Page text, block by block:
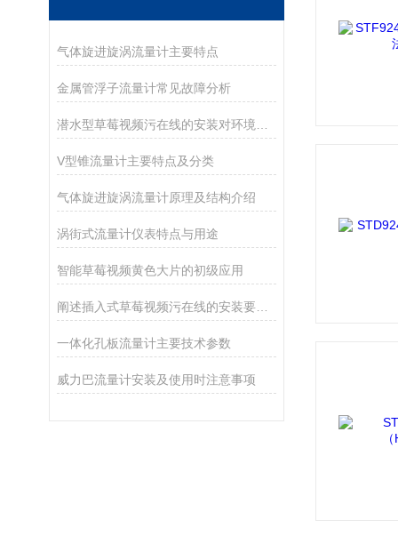
气体旋进旋涡流量计主要特点
金属管浮子流量计常见故障分析
V型锥流量计主要特点及分类
气体旋进旋涡流量计原理及结构介绍
涡街式流量计仪表特点与用途
智能草莓视频黄色大片的初级应用
阐述插入式草莓视频污在线的安装要求与选型
一体化孔板流量计主要技术参数
威力巴流量计安装及使用时注意事项